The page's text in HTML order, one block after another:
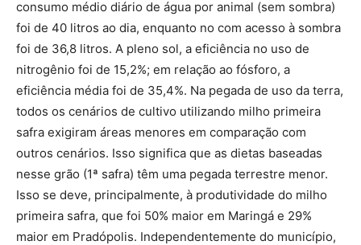
consumo médio diário de água por animal (sem sombra)
foi de 40 litros ao dia, enquanto no com acesso à sombra
foi de 36,8 litros. A pleno sol, a eficiência no uso de
nitrogênio foi de 15,2%; em relação ao fósforo, a
eficiência média foi de 35,4%. Na pegada de uso da terra,
todos os cenários de cultivo utilizando milho primeira
safra exigiram áreas menores em comparação com
outros cenários. Isso significa que as dietas baseadas
nesse grão (1ª safra) têm uma pegada terrestre menor.
Isso se deve, principalmente, à produtividade do milho
primeira safra, que foi 50% maior em Maringá e 29%
maior em Pradópolis. Independentemente do município,